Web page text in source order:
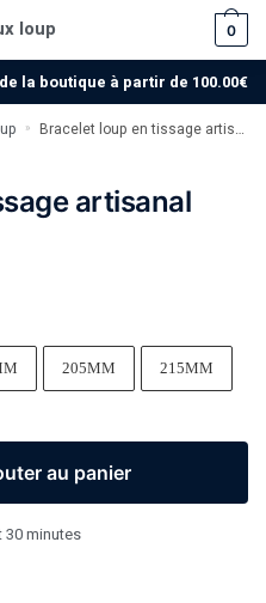
0
la boutique à partir de 100.00€
» Bracelet loup en tissage artisanal
artisanal
205MM 215MM
au panier
30 minutes